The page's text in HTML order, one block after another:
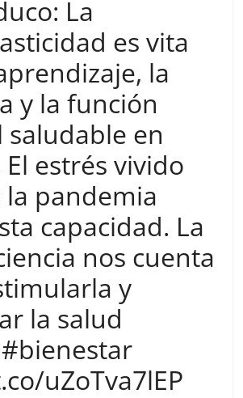
La
es vita
la
y la función
saludable en
estrés vivido
pandemia
capacidad. La
nos cuenta
y
la salud
uZoTva7lEP